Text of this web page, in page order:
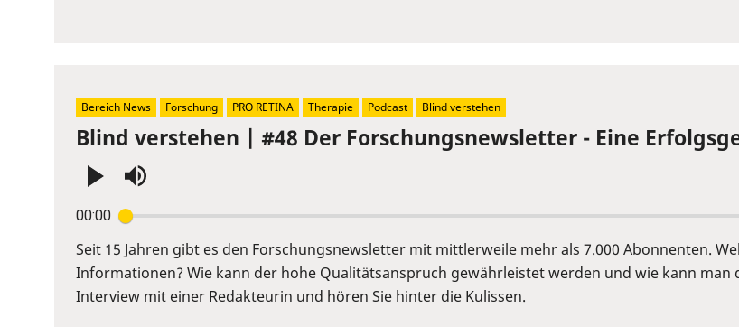
Blind verstehen | #48 Der Forschungsnewsletter - Eine
00:00
Enter
or
Space
to
Seit 15 Jahren gibt es den Forschungsnewsletter mit mittlerweile mehr als 7.000 Abonnenten.
Informationen? Wie kann der hohe Qualitätsanspruch gewährleistet werden und wie kann man
Interview mit einer Redakteurin und hören Sie hinter die Kulissen.
Bereich News Forschung PRO RETINA Therapie Podcast Blind verstehen